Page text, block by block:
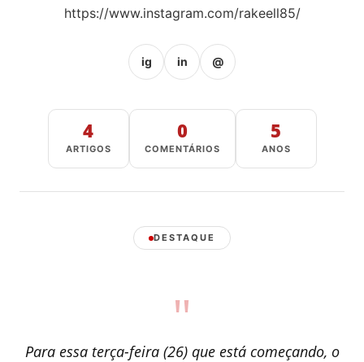
https://www.instagram.com/rakeell85/
ig in @
4
ARTIGOS
0
COMENTÁRIOS
5
ANOS
DESTAQUE
"
Para essa terça-feira (26) que está começando, o